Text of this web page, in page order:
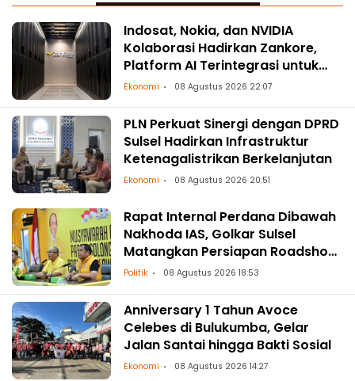
Indosat, Nokia, dan NVIDIA
Kolaborasi Hadirkan Zankore,
Platform AI Terintegrasi untuk
Asia-Pasifik
Ekonomi 08 Agustus 2026 22:07
PLN Perkuat Sinergi dengan DPRD
Sulsel Hadirkan Infrastruktur
Ketenagalistrikan Berkelanjutan
Ekonomi 08 Agustus 2026 20:51
Rapat Internal Perdana Dibawah
Nakhoda IAS, Golkar Sulsel
Matangkan Persiapan Roadshow
ke Daerah
Politik 08 Agustus 2026 18:53
Anniversary 1 Tahun Avoce
Celebes di Bulukumba, Gelar
Jalan Santai hingga Bakti Sosial
Ekonomi 08 Agustus 2026 14:27